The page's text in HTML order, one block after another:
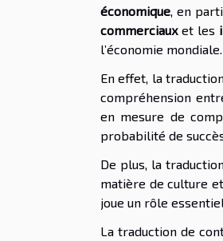
économique, en
commerciauxet les
l’économie mondiale.
En effet, la
compréhension
en mesure de
probabilité de
De plus, la
matière de culture
joue un rôle
La traduction de